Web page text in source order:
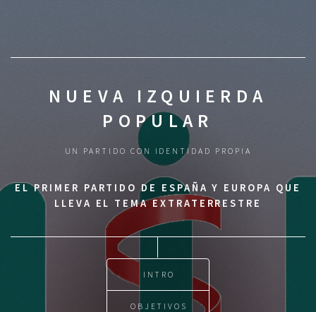
NUEVA IZQUIERDA
POPULAR
UN PARTIDO CON IDENTIDAD PROPIA
EL PRIMER PARTIDO DE ESPAÑA Y EUROPA QUE
LLEVA EL TEMA EXTRATERRESTRE
INTRO
OBJETIVOS